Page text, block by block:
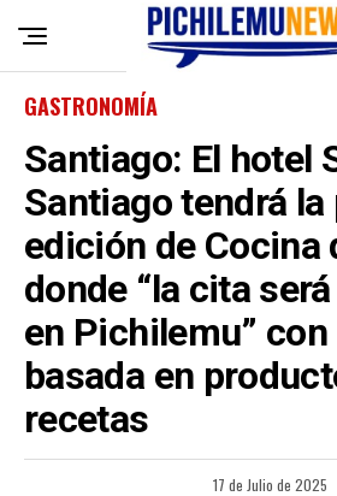
GASTRONOMÍA
Santiago: El hotel
Santiago tendrá
edición de Cocina
donde “la cita
en Pichilemu”
basada en
recetas
17 de Julio de 2025